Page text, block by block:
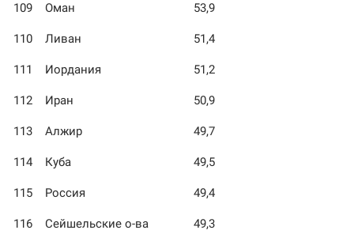
109 Оман 53,9
110 Ливан 51,4
111 Иордания 51,2
112 Иран 50,9
113 Алжир 49,7
114 Куба 49,5
115 Россия 49,4
116 Сейшельские о-ва 49,3